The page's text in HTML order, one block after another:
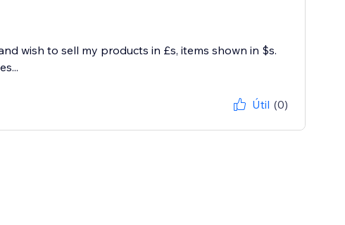
wish to sell my products in £s, items shown in $s.
Útil (0)